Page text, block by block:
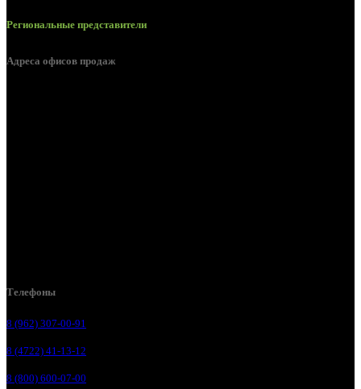
Региональные представители
Адреса офисов продаж
Телефоны
8 (962) 307-00-91
8 (4722) 41-13-12
8 (800) 600-07-00